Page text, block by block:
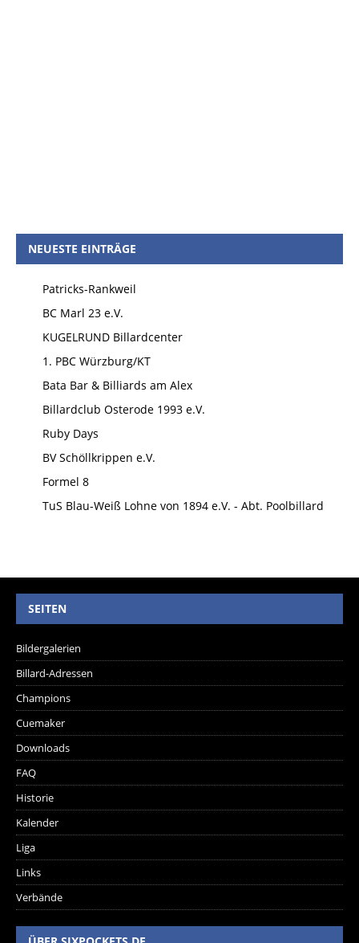
NEUESTE EINTRÄGE
Patricks-Rankweil
BC Marl 23 e.V.
KUGELRUND Billardcenter
1. PBC Würzburg/KT
Bata Bar & Billiards am Alex
Billardclub Osterode 1993 e.V.
Ruby Days
BV Schöllkrippen e.V.
Formel 8
TuS Blau-Weiß Lohne von 1894 e.V. - Abt. Poolbillard
SEITEN
Bildergalerien
Billard-Adressen
Champions
Cuemaker
Downloads
FAQ
Historie
Kalender
Liga
Links
Verbände